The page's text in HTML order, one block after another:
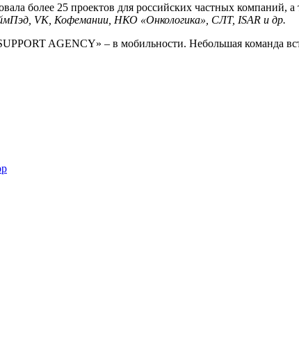
более 25 проектов для российских частных компаний,
д , VK, Кофемании НКО «Онкологика» СЛТ, ISAR и др.
AGENCY» – в мобильности. Небольшая команда